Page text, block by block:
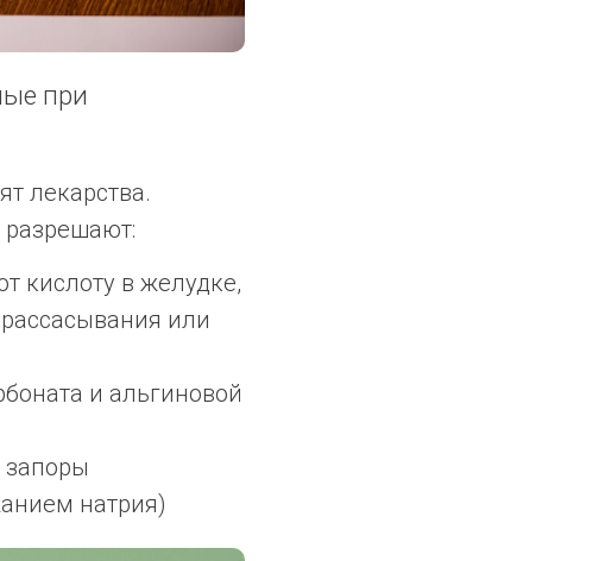
при
лекарства.
кислоту в желудке,
или
и альгиновой
натрия)